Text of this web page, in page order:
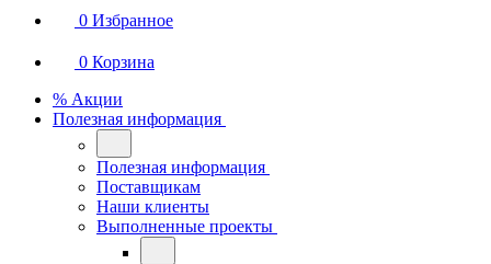
0 Избранное
0 Корзина
% Акции
Полезная информация
Полезная информация
Поставщикам
Наши клиенты
Выполненные проекты